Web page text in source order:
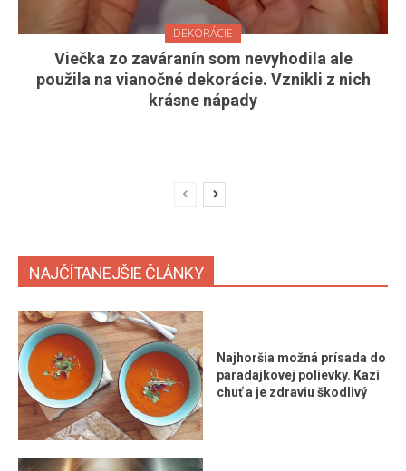
DEKORÁCIE
Viečka zo zaváranín som nevyhodila ale
použila na vianočné dekorácie. Vznikli z nich
krásne nápady
NAJČÍTANEJŠIE ČLÁNKY
Najhoršia možná prísada do
paradajkovej polievky. Kazí
chuť a je zdraviu škodlivý